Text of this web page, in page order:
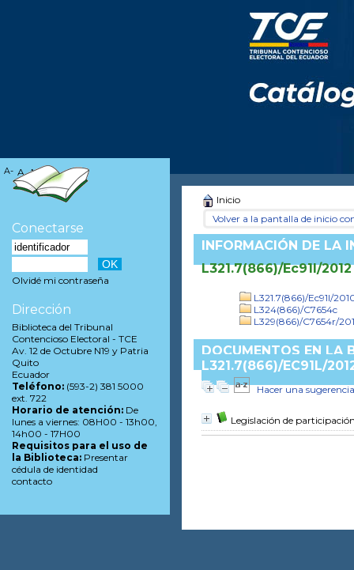
Inicio
Volver a la pantalla de inicio
INFORMACIÓN DE LA
L321.7(866)/Ec91l/2012
L321.7(866)/Ec91l/
L324(866)/C7654c
L329(866)/C7654r/
DOCUMENTOS EN LA
L321.7(866)/EC91L/
Hacer una sugerencia
Legislación de
A- A A+
Conectarse
Olvidé mi contraseña
Dirección
Biblioteca del Tribunal
Contencioso Electoral - TCE
Av. 12 de Octubre N19 y Patria
Quito
Ecuador
Teléfono: (593-2) 381 5000
ext. 722
Horario de atención: De
lunes a viernes: 08H00 - 13h00,
14h00 - 17H00
Requisitos para el uso de
la Biblioteca: Presentar
cédula de identidad
contacto